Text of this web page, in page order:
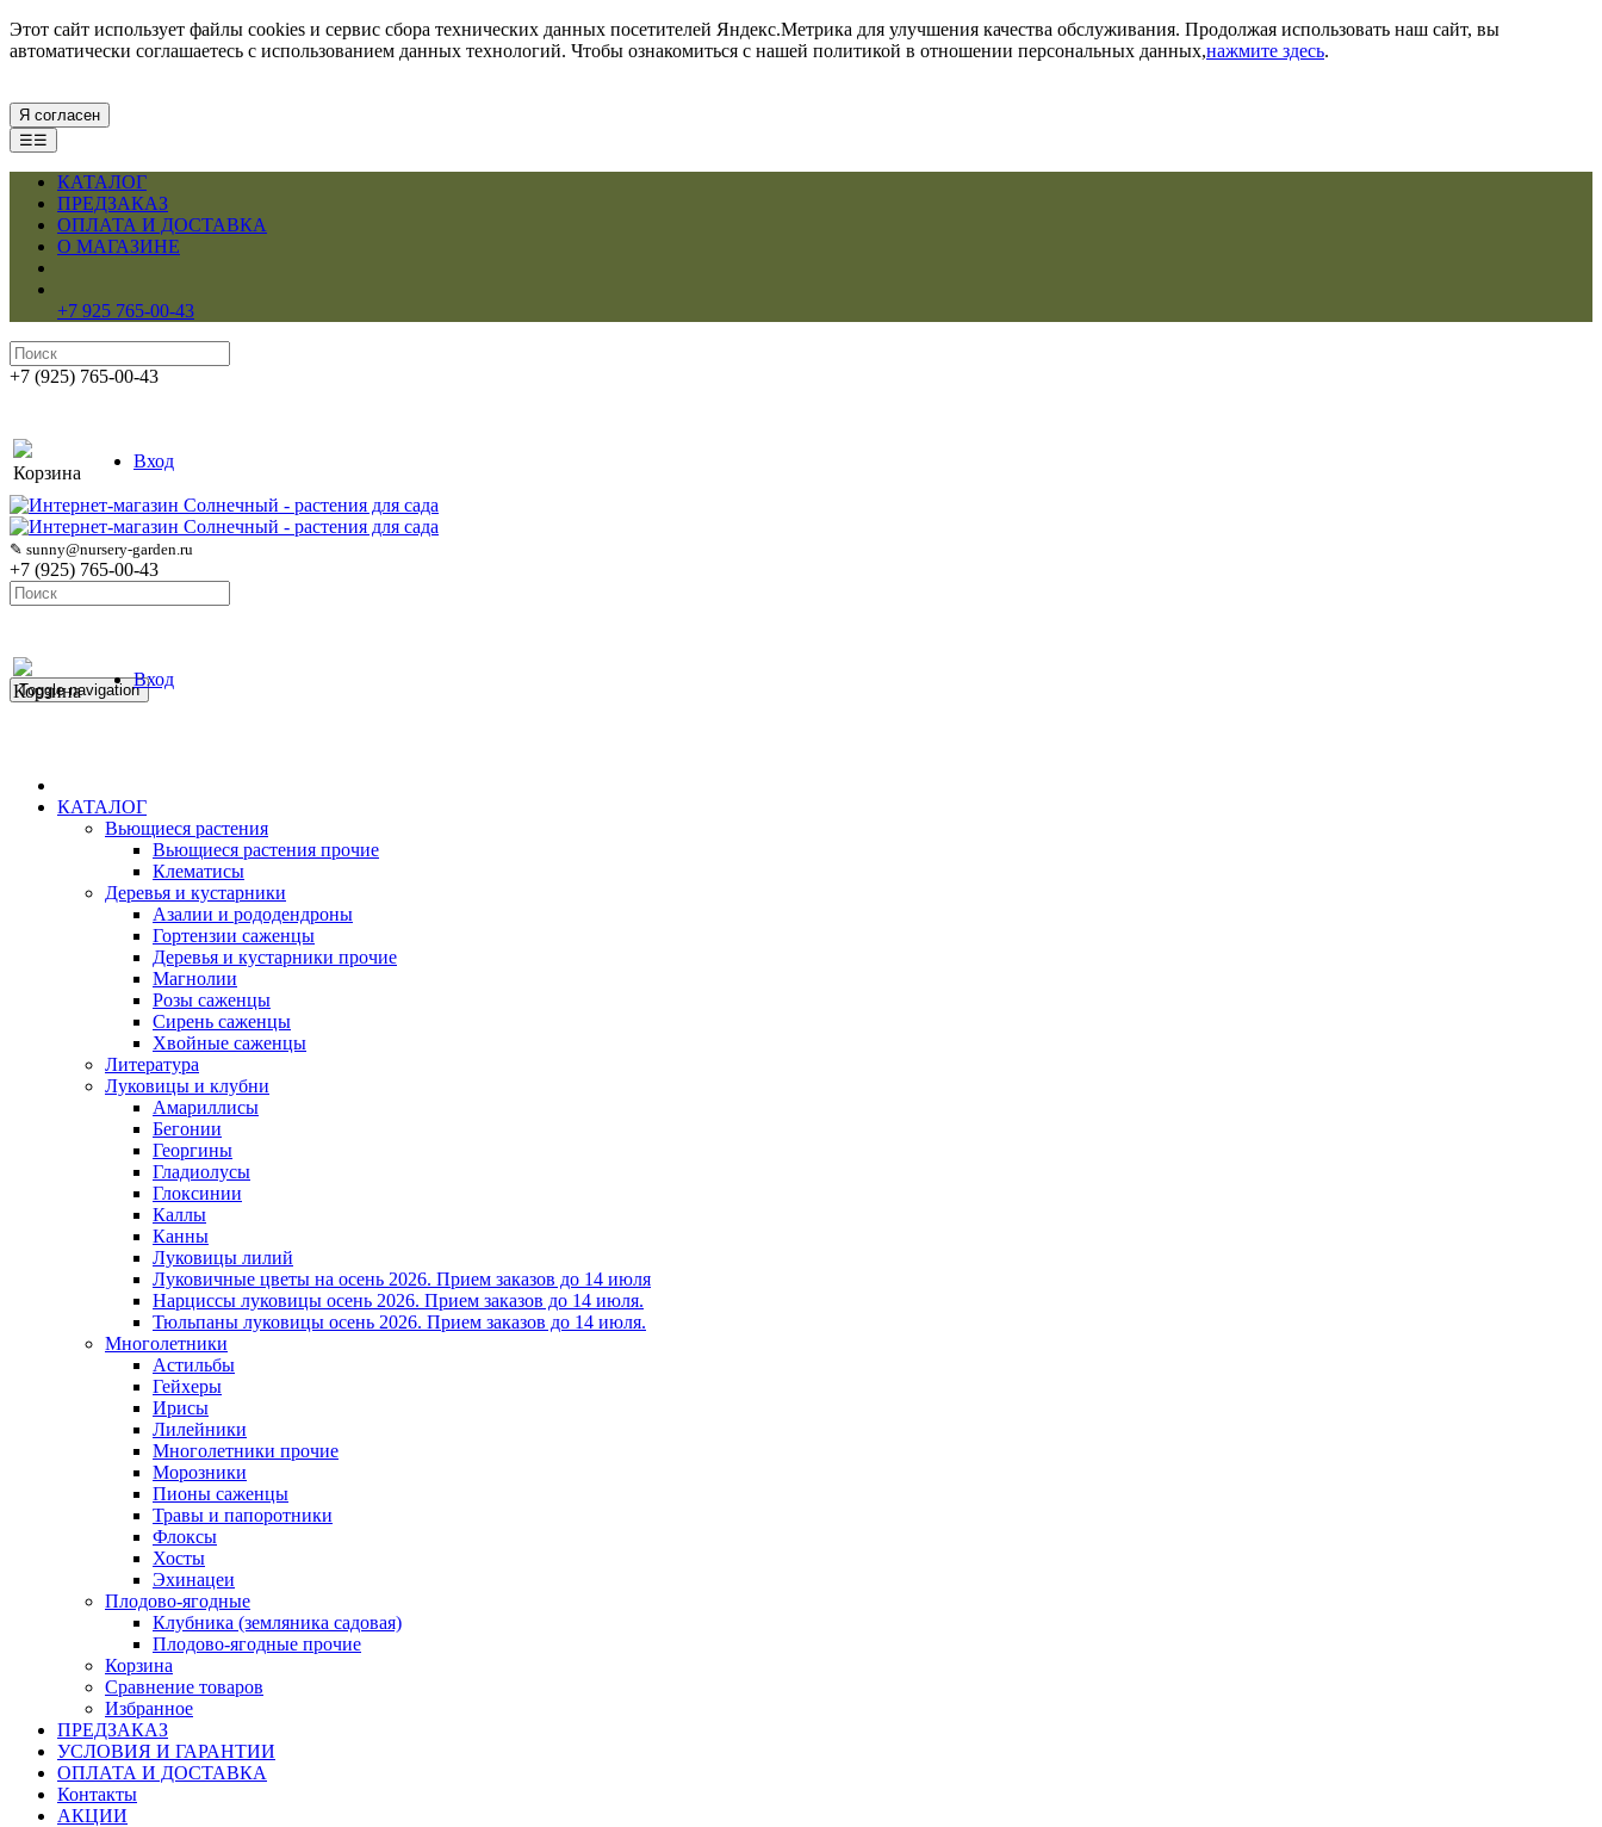
Этот сайт использует файлы cookies и сервис сбора технических данных посетителей Яндекс.Метрика для улучшения качества обслуживания. Продолжая использовать наш сайт, вы
автоматически соглашаетесь с использованием данных технологий. Чтобы ознакомиться с нашей политикой в отношении персональных данных,нажмите здесь.
Я согласен
☰☰
КАТАЛОГ
ПРЕДЗАКАЗ
ОПЛАТА И ДОСТАВКА
О МАГАЗИНЕ
+7 925 765-00-43
+7 (925) 765-00-43
Корзина
Вход
✎ sunny@nursery-garden.ru
+7 (925) 765-00-43
Корзина
Вход
Toggle navigation
КАТАЛОГ
Вьющиеся растения
Вьющиеся растения прочие
Клематисы
Деревья и кустарники
Азалии и рододендроны
Гортензии саженцы
Деревья и кустарники прочие
Магнолии
Розы саженцы
Сирень саженцы
Хвойные саженцы
Литература
Луковицы и клубни
Амариллисы
Бегонии
Георгины
Гладиолусы
Глоксинии
Каллы
Канны
Луковицы лилий
Луковичные цветы на осень 2026. Прием заказов до 14 июля
Нарциссы луковицы осень 2026. Прием заказов до 14 июля.
Тюльпаны луковицы осень 2026. Прием заказов до 14 июля.
Многолетники
Астильбы
Гейхеры
Ирисы
Лилейники
Многолетники прочие
Морозники
Пионы саженцы
Травы и папоротники
Флоксы
Хосты
Эхинацеи
Плодово-ягодные
Клубника (земляника садовая)
Плодово-ягодные прочие
Корзина
Сравнение товаров
Избранное
ПРЕДЗАКАЗ
УСЛОВИЯ И ГАРАНТИИ
ОПЛАТА И ДОСТАВКА
Контакты
АКЦИИ